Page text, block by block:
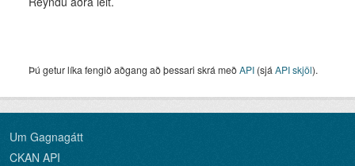
Þú getur líka fengið aðgang að þessari skrá meðAPI (sjá API skjöl).
Um Gagnagátt
CKAN API